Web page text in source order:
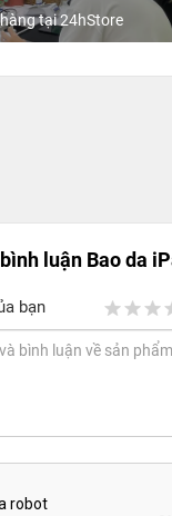
tại 24hStore
luận Bao da
bạn